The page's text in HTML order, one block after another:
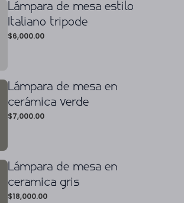
Lámpara de mesa estilo
Italiano tripode
$6,000.00
Lámpara de mesa en
cerámica verde
$7,000.00
Lámpara de mesa en
ceramica gris
$18,000.00